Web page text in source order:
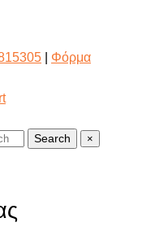
Φόρμα
Search ×